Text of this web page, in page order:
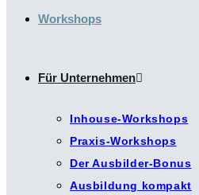
Workshops
Für Unternehmen
Inhouse-Workshops
Praxis-Workshops
Der Ausbilder-Bonus
Ausbildung kompakt